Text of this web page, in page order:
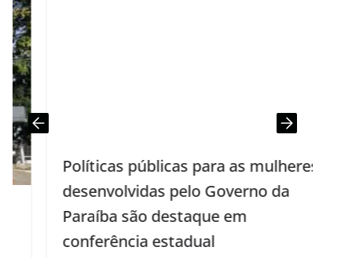
Políticas públicas para as mulheres
desenvolvidas pelo Governo da
Paraíba são destaque em
conferência estadual